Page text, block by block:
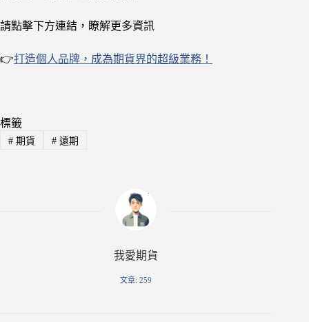
請點擊下方連結，瞭解更多資訊
👉打造個人品牌，成為期貨界的超級業務！
標籤
#期貨 #遠期
我愛期貨
文章: 259